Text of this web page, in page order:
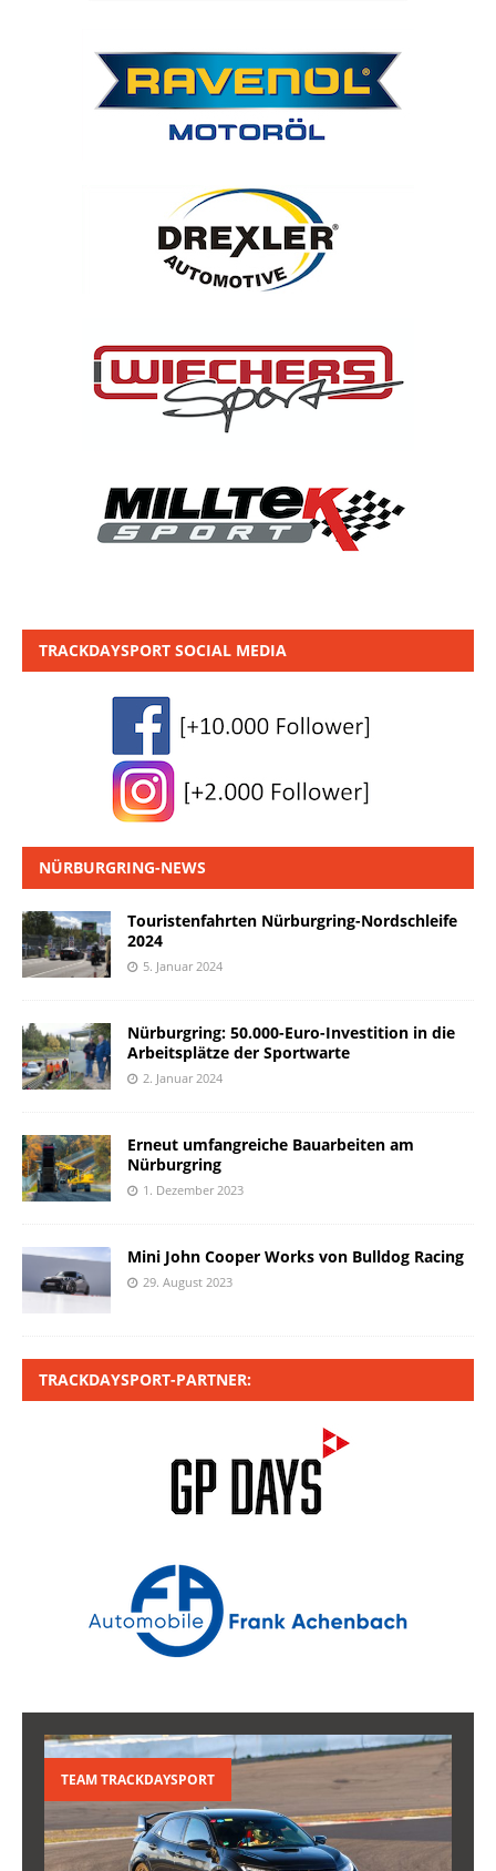
TRACKDAYSPORT SOCIAL MEDIA
NÜRBURGRING-NEWS
Touristenfahrten Nürburgring-Nordschleife
2024
5. Januar 2024
Nürburgring: 50.000-Euro-Investition in die
Arbeitsplätze der Sportwarte
2. Januar 2024
Erneut umfangreiche Bauarbeiten am
Nürburgring
1. Dezember 2023
Mini John Cooper Works von Bulldog Racing
29. August 2023
TRACKDAYSPORT-PARTNER:
TEAM TRACKDAYSPORT